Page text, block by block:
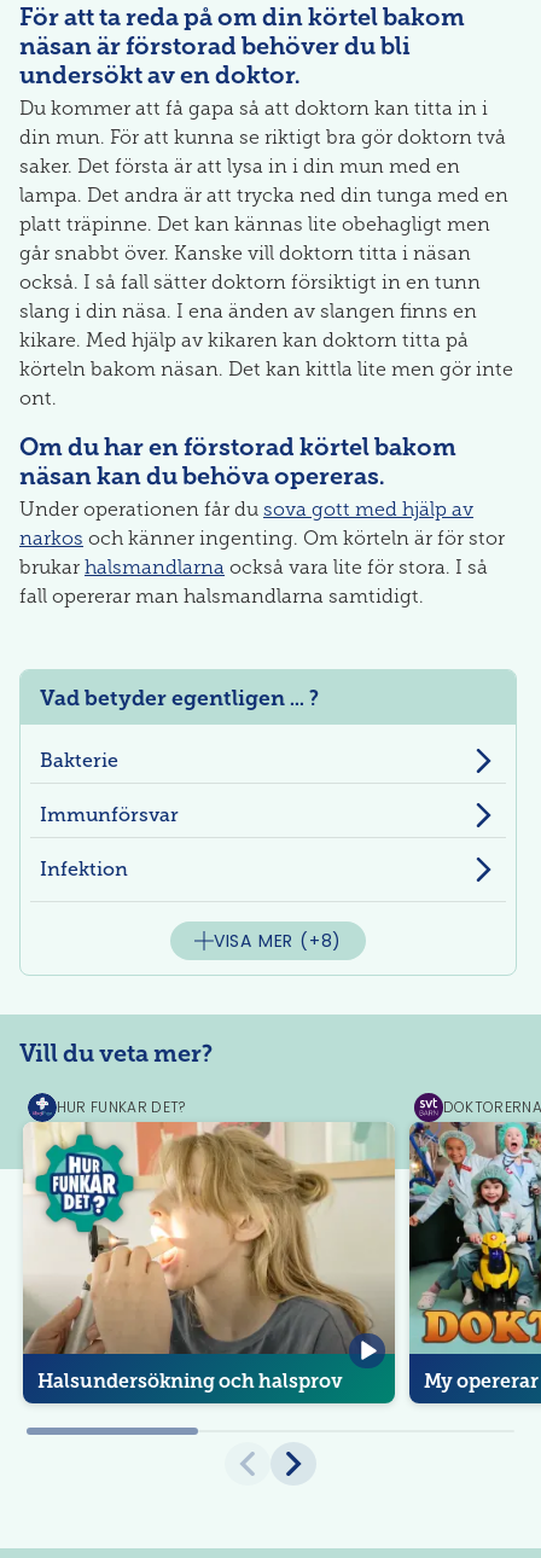
För att ta reda på om din körtel bakom
näsan är förstorad behöver du bli
undersökt av en doktor.
Du kommer att få gapa så att doktorn kan titta in i
din mun. För att kunna se riktigt bra gör doktorn två
saker. Det första är att lysa in i din mun med en
lampa. Det andra är att trycka ned din tunga med en
platt träpinne. Det kan kännas lite obehagligt men
går snabbt över. Kanske vill doktorn titta i näsan
också. I så fall sätter doktorn försiktigt in en tunn
slang i din näsa. I ena änden av slangen finns en
kikare. Med hjälp av kikaren kan doktorn titta på
körteln bakom näsan. Det kan kittla lite men gör inte
ont.
Om du har en förstorad körtel bakom
näsan kan du behöva opereras.
Under operationen får du sova gott med hjälp av
narkos och känner ingenting. Om körteln är för stor
brukar halsmandlarna också vara lite för stora. I så
fall opererar man halsmandlarna samtidigt.
Vad betyder egentligen ... ?
Bakterie
Immunförsvar
Infektion
VISA MER (+8)
Vill du veta mer?
MediPrep
HUR FUNKAR DET?
Halsundersökning och halsprov
SVT
Play
DOKTORERNA
My